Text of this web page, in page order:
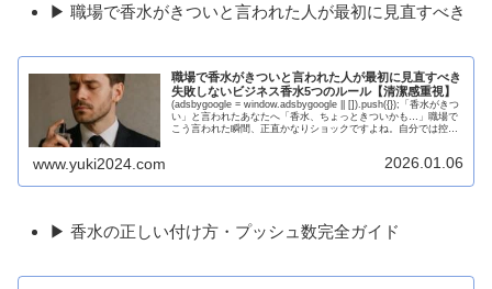
▶ 職場で香水がきついと言われた人が最初に見直すべき
職場で香水がきついと言われた人が最初に見直すべき
失敗しないビジネス香水5つのルール【清潔感重視】
(adsbygoogle = window.adsbygoogle || []).push({});「香水がきつ
い」と言われたあなたへ「香水、ちょっときついかも…」職場で
こう言われた瞬間、正直かなりショックですよね。自分では控え
www.yuki2024.com 2026.01.06
▶ 香水の正しい付け方・プッシュ数完全ガイド